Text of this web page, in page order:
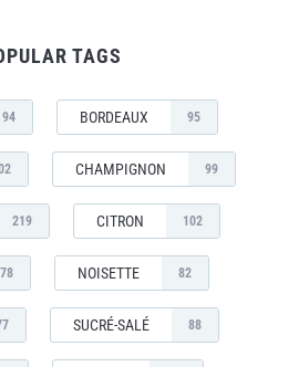
TAGS
94 BORDEAUX 95
CHAMPIGNON 99
219 CITRON 102
78 NOISETTE 82
SUCRÉ-SALÉ 88